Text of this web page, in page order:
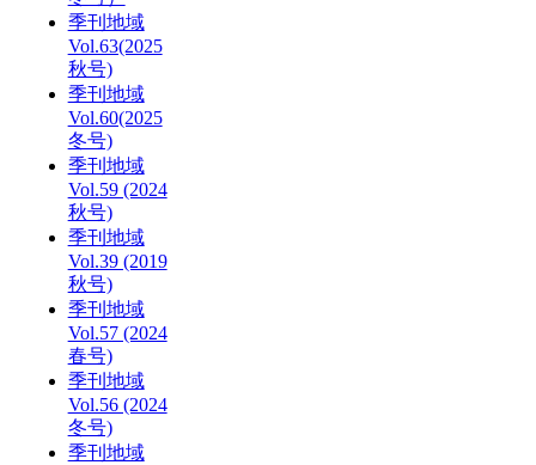
季刊地域
Vol.63(2025
秋号)
季刊地域
Vol.60(2025
冬号)
季刊地域
Vol.59 (2024
秋号)
季刊地域
Vol.39 (2019
秋号)
季刊地域
Vol.57 (2024
春号)
季刊地域
Vol.56 (2024
冬号)
季刊地域